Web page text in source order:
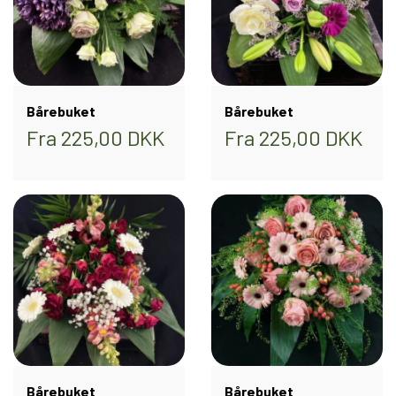
Bårebuket
Fra 225,00 DKK
Bårebuket
Fra 225,00 DKK
Bårebuket Bårebuket